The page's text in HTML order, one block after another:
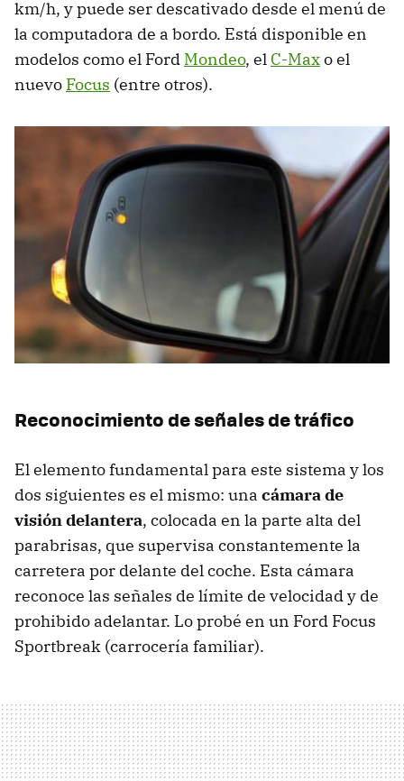
km/h, y puede ser descativado desde el menú de
la computadora de a bordo. Está disponible en
modelos como el Ford Mondeo, el C-Maxo el
nuevo Focus (entre otros).
Reconocimiento de señales de tráfico
El elemento fundamental para este sistema y los
dos siguientes es el mismo: una cámara de
visión delantera, colocada en la parte alta del
parabrisas, que supervisa constantemente la
carretera por delante del coche. Esta cámara
reconoce las señales de límite de velocidad y de
prohibido adelantar. Lo probé en un Ford Focus
Sportbreak (carrocería familiar).